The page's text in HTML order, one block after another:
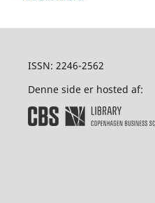
ISSN: 2246-2562
Denne side er hosted af: